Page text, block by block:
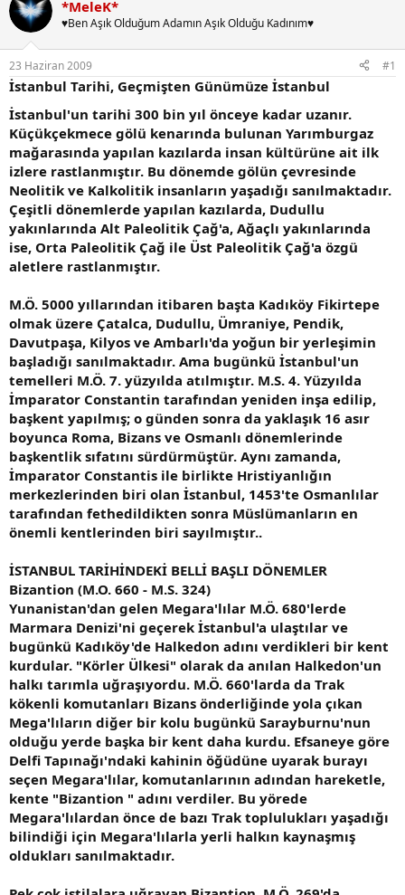
b
u
y
u
b
a
ş
l
a
t
a
n
l
a
ı
ç
t
a
r
i
h
i
*MeleK*
♥Ben Aşık Olduğum Adamın Aşık Olduğu Kadınım♥
23 Haziran 2009 #1
İstanbul Tarihi, Geçmişten Günümüze İstanbul
İstanbul'un tarihi 300 bin yıl önceye kadar uzanır.
Küçükçekmece gölü kenarında bulunan Yarımburgaz
mağarasında yapılan kazılarda insan kültürüne ait ilk
izlere rastlanmıştır. Bu dönemde gölün çevresinde
Neolitik ve Kalkolitik insanların yaşadığı sanılmaktadır.
Çeşitli dönemlerde yapılan kazılarda, Dudullu
yakınlarında Alt Paleolitik Çağ'a, Ağaçlı yakınlarında
ise, Orta Paleolitik Çağ ile Üst Paleolitik Çağ'a özgü
aletlere rastlanmıştır.
M.Ö. 5000 yıllarından itibaren başta Kadıköy Fikirtepe
olmak üzere Çatalca, Dudullu, Ümraniye, Pendik,
Davutpaşa, Kilyos ve Ambarlı'da yoğun bir yerleşimin
başladığı sanılmaktadır. Ama bugünkü İstanbul'un
temelleri M.Ö. 7. yüzyılda atılmıştır. M.S. 4. Yüzyılda
İmparator Constantin tarafından yeniden inşa edilip,
başkent yapılmış; o günden sonra da yaklaşık 16 asır
boyunca Roma, Bizans ve Osmanlı dönemlerinde
başkentlik sıfatını sürdürmüştür. Aynı zamanda,
İmparator Constantis ile birlikte Hristiyanlığın
merkezlerinden biri olan İstanbul, 1453'te Osmanlılar
tarafından fethedildikten sonra Müslümanların en
önemli kentlerinden biri sayılmıştır..
İSTANBUL TARİHİNDEKİ BELLİ BAŞLI DÖNEMLER
Bizantion (M.O. 660 - M.S. 324)
Yunanistan'dan gelen Megara'lılar M.Ö. 680'lerde
Marmara Denizi'ni geçerek İstanbul'a ulaştılar ve
bugünkü Kadıköy'de Halkedon adını verdikleri bir kent
kurdular. "Körler Ülkesi" olarak da anılan Halkedon'un
halkı tarımla uğraşıyordu. M.Ö. 660'larda da Trak
kökenli komutanları Bizans önderliğinde yola çıkan
Mega'lıların diğer bir kolu bugünkü Sarayburnu'nun
olduğu yerde başka bir kent daha kurdu. Efsaneye göre
Delfi Tapınağı'ndaki kahinin öğüdüne uyarak burayı
seçen Megara'lılar, komutanlarının adından hareketle,
kente "Bizantion " adını verdiler. Bu yörede
Megara'lılardan önce de bazı Trak toplulukları yaşadığı
bilindiği için Megara'lılarla yerli halkın kaynaşmış
oldukları sanılmaktadır.